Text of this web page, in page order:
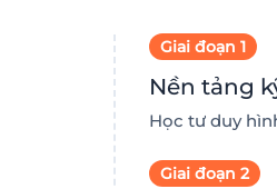
Giai đoạn 1
Nền tảng
Học tư duy
Giai đoạn 2